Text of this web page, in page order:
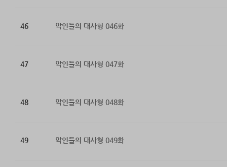
46 악인들의 대사형 046화
47 악인들의 대사형 047화
48 악인들의 대사형 048화
49 악인들의 대사형 049화